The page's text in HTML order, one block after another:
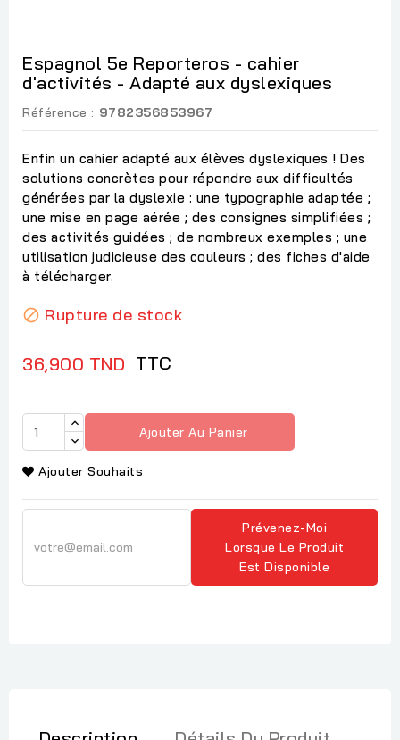
Espagnol 5e Reporteros - cahier
d'activités - Adapté aux dyslexiques
Référence : 9782356853967
Enfin un cahier adapté aux élèves dyslexiques ! Des
solutions concrètes pour répondre aux difficultés
générées par la dyslexie : une typographie adaptée ;
une mise en page aérée ; des consignes simplifiées ;
des activités guidées ; de nombreux exemples ; une
utilisation judicieuse des couleurs ; des fiches d'aide
à télécharger.
 Rupture de stock
36,900 TND TTC
Ajouter Au Panier
Ajouter Souhaits
Prévenez-Moi
Lorsque Le Produit
Est Disponible